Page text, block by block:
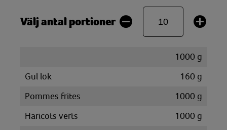
Välj antal portioner
1000 g
Gul lök
160 g
Pommes frites
1000 g
Haricots verts
1000 g